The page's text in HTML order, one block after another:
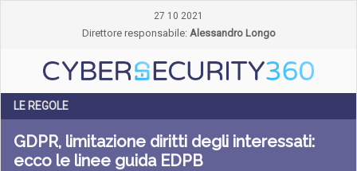
27 10 2021
Direttore responsabile: Alessandro Longo
LE REGOLE
GDPR, limitazione diritti degli interessati:
ecco le linee guida EDPB